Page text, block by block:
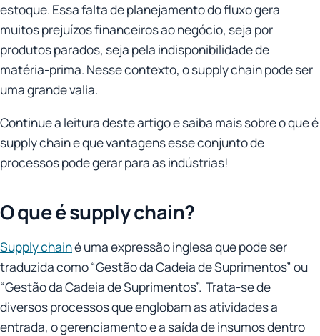
estoque. Essa falta de planejamento do fluxo gera
muitos prejuízos financeiros ao negócio, seja por
produtos parados, seja pela indisponibilidade de
matéria-prima. Nesse contexto, o supply chain pode ser
uma grande valia.
Continue a leitura deste artigo e saiba mais sobre o que é
supply chain e que vantagens esse conjunto de
processos pode gerar para as indústrias!
O que é supply chain?
Supply chainé uma expressão inglesa que pode ser
traduzida como “Gestão da Cadeia de Suprimentos” ou
“Gestão da Cadeia de Suprimentos”. Trata-se de
diversos processos que englobam as atividades a
entrada, o gerenciamento e a saída de insumos dentro